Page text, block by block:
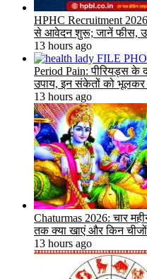
HPHC Recruitment
से आवेदन शुरू; जानें फीस,
13 hours ago
Period Pain: पीरियड्स के
उपाय, इन संकेतों को
13 hours ago
Chaturmas 2026: चार
तक क्या खाएं और किन
13 hours ago